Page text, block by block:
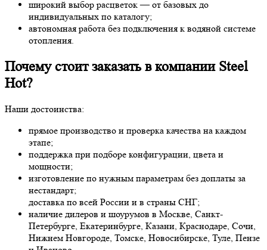
широкий выбор расцветок — от базовых до
индивидуальных по каталогу;
автономная работа без подключения к водяной системе
отопления.
Почему стоит заказать в компании Steel
Hot?
Наши достоинства:
прямое производство и проверка качества на каждом
этапе;
поддержка при подборе конфигурации, цвета и
мощности;
изготовление по нужным параметрам без доплаты за
нестандарт;
доставка по всей России и в страны СНГ;
наличие дилеров и шоурумов в Москве, Санкт-
Петербурге, Екатеринбурге, Казани, Краснодаре, Сочи,
Нижнем Новгороде, Томске, Новосибирске, Туле, Пензе